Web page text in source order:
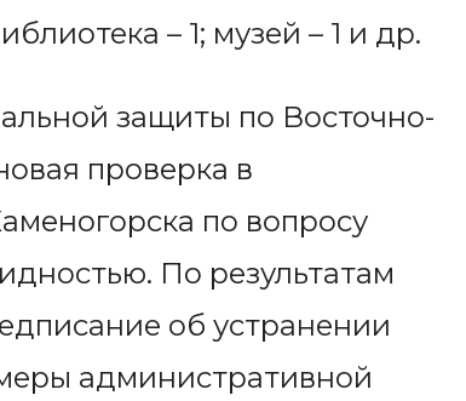
– 1; музей – 1 и др.
защиты по Восточно-
проверка в
по вопросу
По результатам
об устранении
административной